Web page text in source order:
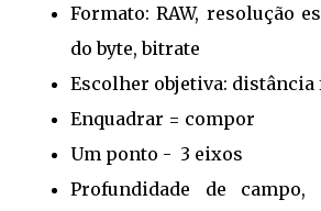
Formato: RAW, resolução
do byte, bitrate
Escolher objetiva: distância
Enquadrar = compor
Um ponto - 3 eixos
Profundidade de campo,